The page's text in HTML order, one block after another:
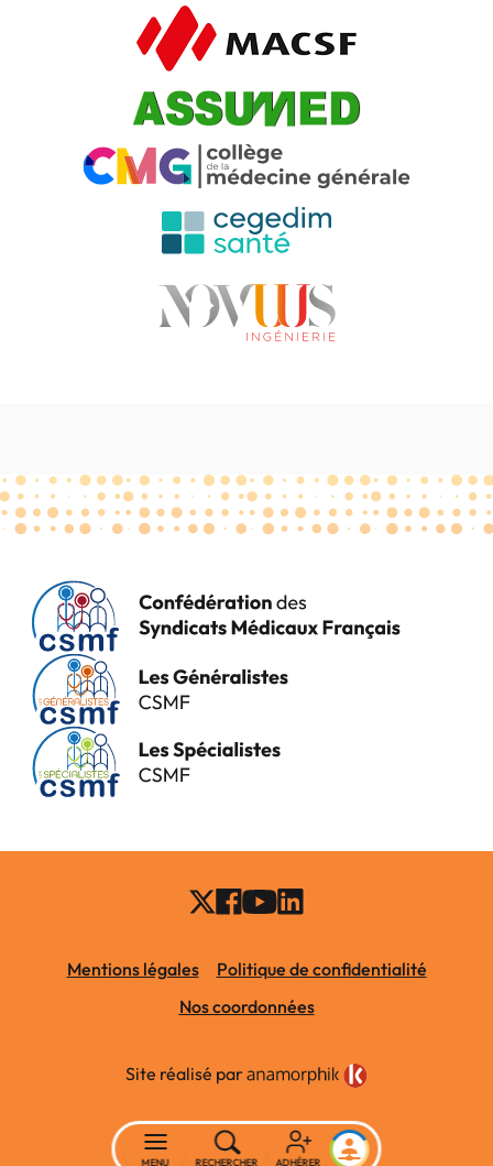
Mentions légales
Politique de confidentialité
Nos coordonnées
Site réalisé par
MENU RECHERCHER ADHÉRER